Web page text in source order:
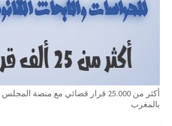
أكثر من 25.000 قرار قضائي مع منصة
بالمغرب